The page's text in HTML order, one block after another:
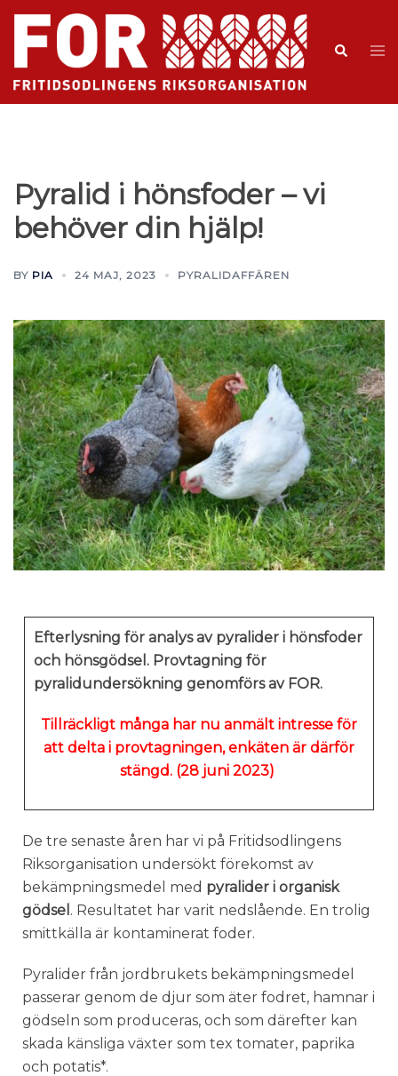
Pyralid i hönsfoder – vi
behöver din hjälp!
BY PIA 24 MAJ, 2023 PYRALIDAFFÄREN
Efterlysning för analys av pyralider i hönsfoder
och hönsgödsel. Provtagning för
pyralidundersökning genomförs av FOR.
Tillräckligt många har nu anmält intresse för
att delta i provtagningen, enkäten är därför
stängd. (28 juni 2023)
De tre senaste åren har vi på Fritidsodlingens
Riksorganisation undersökt förekomst av
bekämpningsmedel med pyralider i organisk
gödsel . Resultatet har varit nedslående. En trolig
smittkälla är kontaminerat foder.
Pyralider från jordbrukets bekämpningsmedel
passerar genom de djur som äter fodret, hamnar i
gödseln som produceras, och som därefter kan
skada känsliga växter som tex tomater, paprika
och potatis*.